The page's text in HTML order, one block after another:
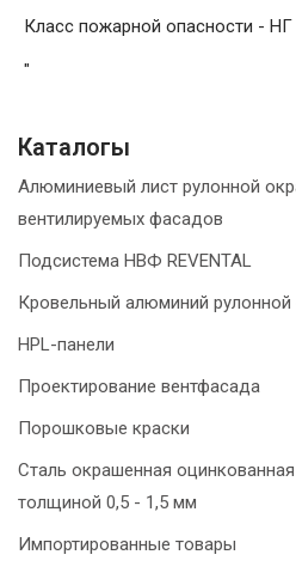
Класс пожарной опасности -
"
Каталогы
Алюминиевый лист рулонной
вентилируемых фасадов
Подсистема НВФ REVENTAL
Кровельный алюминий рулонной
HPL-панели
Проектирование вентфасада
Порошковые краски
Сталь окрашенная
толщиной 0,5 - 1,5 мм
Импортированные товары